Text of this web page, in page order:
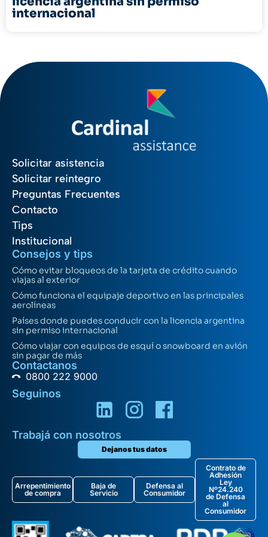
internacional
Solicitar asistencia
Solicitar reintegro
Preguntas Frecuentes
Contacto
Tips
Institucional
Consejos y tips
Cómo evitar bloqueos de la tarjeta de crédito cuando
viajas al exterior
Cómo funciona el equipaje deportivo en las principales
aerolíneas
Países donde puedes conducir con la licencia argentina
sin permiso internacional
Cómo viajar con equipos de esquí o snowboard en avión
sin pagar de más
Contactanos
0800 222 9000
Seguinos
Trabajá con nosotros
Dejanos tus datos
Arrepentimiento
de compra
Baja de
Servicio
Defensa al
Consumidor
Contrato de
Adhesión
Ley
Nº24.240
de Defensa
al
Consumidor